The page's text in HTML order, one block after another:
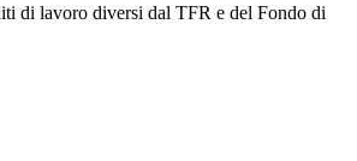
di lavoro diversi dal TFR e del Fondo di